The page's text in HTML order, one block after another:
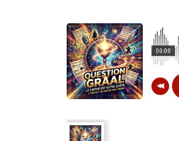
00:00